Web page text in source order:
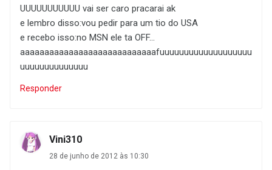
UUUUUUUUUUU vai ser caro pracarai ak
e lembro disso:vou pedir para um tio do USA
e recebo isso:no MSN ele ta OFF...
aaaaaaaaaaaaaaaaaaaaaaaaaaaafuuuuuuuuuuuuuuuuuuu
uuuuuuuuuuuuuu
Responder
Vini310
28 de junho de 2012 às 10:30